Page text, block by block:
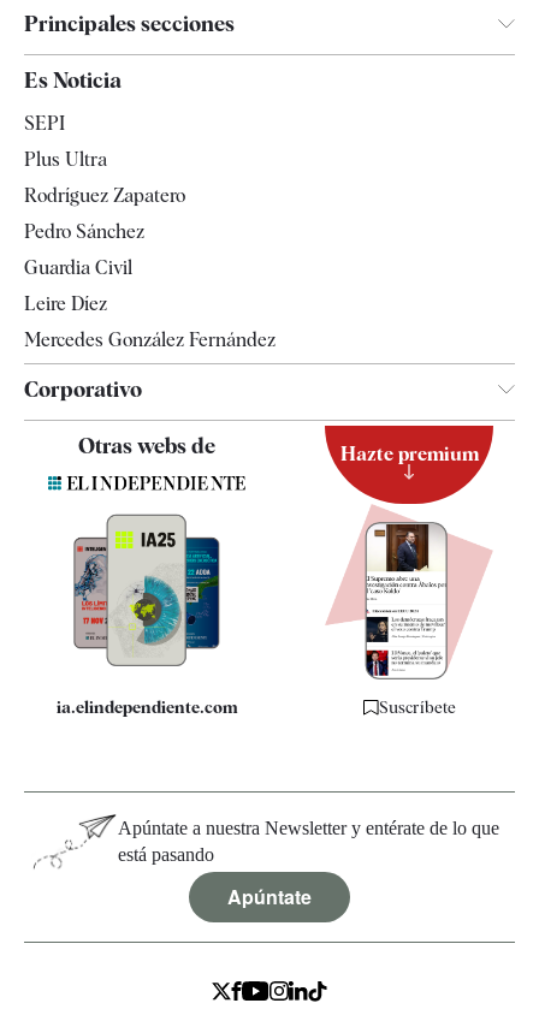
Principales secciones
España
Televisión
Es Noticia
SEPI
Plus Ultra
Rodríguez Zapatero
Pedro Sánchez
Guardia Civil
Leire Díez
Mercedes González Fernández
Corporativo
Contacto
Quiénes somos
Especificaciones
Otras webs de
ia.elindependiente.com
Hazte premium
Suscríbete
Apúntate a nuestra Newsletter y entérate de lo que
está pasando
Apúntate